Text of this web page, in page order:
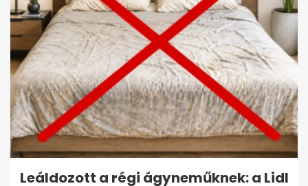
Leáldozott a régi ágyneműknek: a Lidl